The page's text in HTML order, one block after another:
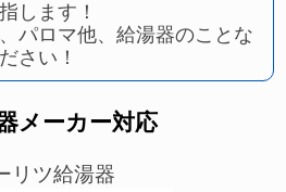
します！
パロマ他、給湯器のことな
さい！
メーカー対応
リツ給湯器